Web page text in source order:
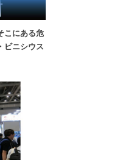
こにある危
ビニシウス